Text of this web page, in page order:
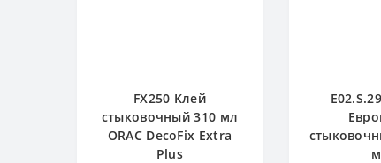
FX250 Клей
стыковочный 310 мл
ORAC DecoFix Extra
Plus